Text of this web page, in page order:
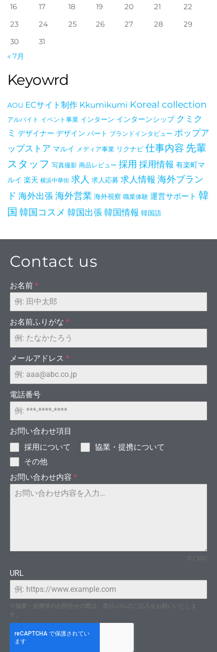
を日本
16 17 18 19 20 21
22
23
24 25 26 27 28
29
30
31
« 7月
Keyowrd
AOU ECサイト制作 Kkumikumi Koreal collection
アルバイト イベント事業 インターン インターンシップ クミク
ミ
デザイナー デザイン パート ブランドインタビュー ポップア
ップストア マルイ メディア事業 リクナビ 仕事内容 先輩
スタッフ 写真撮影 商品レビュー 採用 採用情報 有楽町マ
ルイ 楽天 横浜中華街 求人 求人応募 求人情報 海外ブラン
ド 海外出張 海外営業 海外視察 職業体験 運営サポート 韓
国 韓国コスメ 韓国出張 韓国情報 韓国語
Contact us
お名前 *
お名前ふりがな *
メールアドレス *
電話番号
お問い合わせ項目
採用について
協業・提携について
その他
お問い合わせ内容 *
0 / 300
URL
※協業・提携等のお問合せの際は、貴社URLのご記入をお願いいたしま
す。